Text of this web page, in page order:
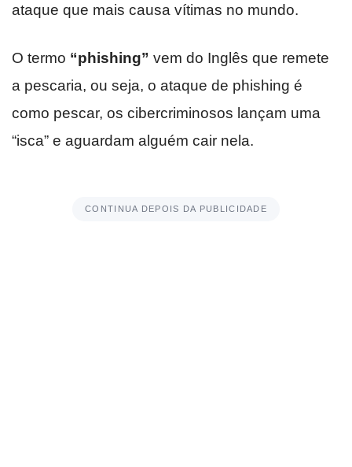
ataque que mais causa vítimas no mundo.
O termo “phishing” vem do Inglês que remete
a pescaria, ou seja, o ataque de phishing é
como pescar, os cibercriminosos lançam uma
“isca” e aguardam alguém cair nela.
CONTINUA DEPOIS DA PUBLICIDADE